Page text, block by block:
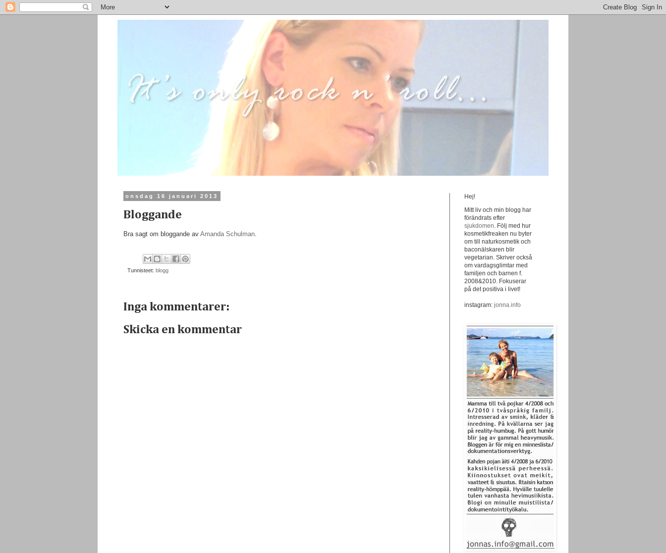
onsdag 16 januari 2013
Bloggande
Bra sagt om bloggande av Amanda Schulman.
Tunnisteet: blogg
Inga kommentarer:
Skicka en kommentar
Hej!
Mitt liv och min blogg har
förändrats efter
sjukdomen. Följ med hur
kosmetikfreaken nu byter
om till naturkosmetik och
baconälskaren blir
vegetarian. Skriver också
om vardagsglimtar med
familjen och barnen f.
2008&2010. Fokuserar
på det positiva i livet!
instagram: jonna.info